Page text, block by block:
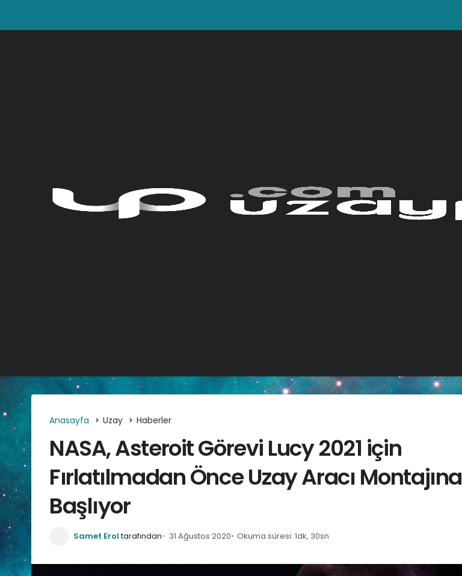
Anasayfa Uzay Haberler
NASA, Asteroit Görevi Lucy 2021 için
Fırlatılmadan Önce Uzay Aracı Montajına
Başlıyor
Samet Erol tarafından 31 Ağustos 2020 Okuma süresi: 1dk, 30sn